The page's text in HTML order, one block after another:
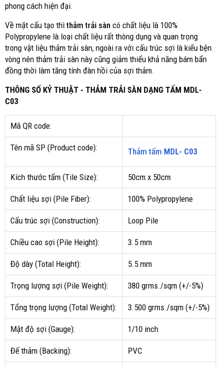
phong cách hiện đại.
Về mặt cấu tạo thìthảm trải sàn có chất liệu là 100%
Polypropylene là loại chất liệu rất thông dụng và quan trọng
trong vật liệu thảm trải sàn, ngoài ra với cấu trúc sợi là kiểu bện
vòng nên thảm trải sàn này cũng giảm thiểu khả năng bám bẩn
đồng thời làm tăng tính đàn hồi của sợi thảm.
THÔNG SỐ KỶ THUẬT - THẢM TRẢI SÀN DẠNG TẤM MDL-
C03
Mã QR code:
Tên mã SP (Product code): Thảm tấm MDL- C03
Kích thước tấm (Tile Size): 50cm x 50cm
Chất liệu sợi (Pile Fiber): 100% Polypropylene
Cấu trúc sợi (Construction): Loop Pile
Chiều cao sợi (Pile Height): 3.5 mm
Độ dày (Total Height): 5.5 mm
Trọng lượng sợi (Pile Weight): 380 grms./sqm (+/-5%)
Tổng trọng lượng (Total Weight): 3.500 grms./sqm (+/-5%)
Mật độ sợi (Gauge): 1/10 inch
Đế thảm (Backing): PVC